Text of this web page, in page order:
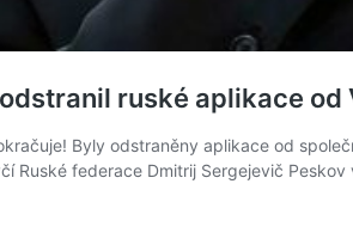
ruské aplikace od
Byly odstraněny aplikace od
Ruské federace Dmitrij Sergejevič